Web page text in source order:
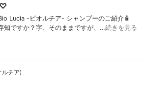
♡
Lucia -ビオルチア- シャンプー⁡のご紹介🧴‎
ですか？⁡⁡⁡⁡字、そのままですが、…続きを見る
チア)